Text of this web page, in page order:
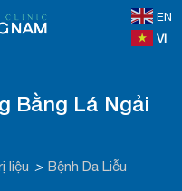
EN
VI
Bằng Lá Ngải
liệu > Bệnh Da Liễu